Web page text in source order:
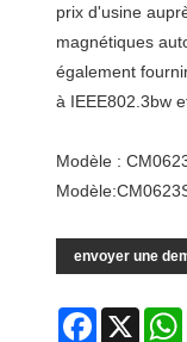
prix d'usine
magnétiques
également
à IEEE802.3bw
Modèle :
envoyer une
Facebook
X